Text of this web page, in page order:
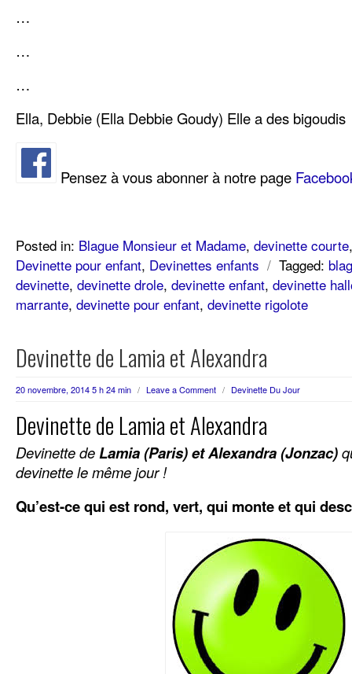
…
…
…
Ella, Debbie (Ella Debbie Goudy) Elle a des bigoudis
Pensez à vous abonner à notre page
Posted in: Blague Monsieur et Madame, devinette courte
Devinette pour enfant, Devinettes enfants / Tagged:
devinette, devinette drole, devinette enfant, devinette
marrante, devinette pour enfant, devinette rigolote
Devinette de Lamia et Alexandra
20 novembre, 2014 5 h 24 min / Leave a Comment / Devinette Du Jour
Devinette de Lamia et Alexandra
Devinette deLamia (Paris) et Alexandra (Jonzac)
devinette le même jour !
Qu’est-ce qui est rond, vert, qui monte et qui